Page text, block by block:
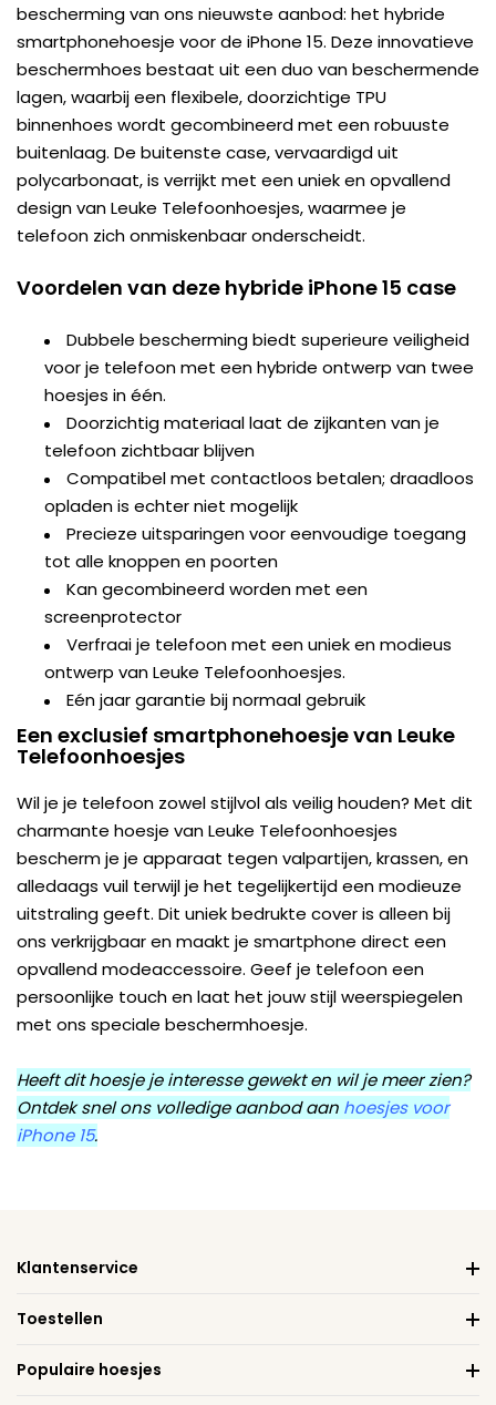
bescherming van ons nieuwste aanbod: het hybride
smartphonehoesje voor de iPhone 15. Deze innovatieve
beschermhoes bestaat uit een duo van beschermende
lagen, waarbij een flexibele, doorzichtige TPU
binnenhoes wordt gecombineerd met een robuuste
buitenlaag. De buitenste case, vervaardigd uit
polycarbonaat, is verrijkt met een uniek en opvallend
design van Leuke Telefoonhoesjes, waarmee je
telefoon zich onmiskenbaar onderscheidt.
Voordelen van deze hybride iPhone 15 case
Dubbele bescherming biedt superieure veiligheid
voor je telefoon met een hybride ontwerp van twee
hoesjes in één.
Doorzichtig materiaal laat de zijkanten van je
telefoon zichtbaar blijven
Compatibel met contactloos betalen; draadloos
opladen is echter niet mogelijk
Precieze uitsparingen voor eenvoudige toegang
tot alle knoppen en poorten
Kan gecombineerd worden met een
screenprotector
Verfraai je telefoon met een uniek en modieus
ontwerp van Leuke Telefoonhoesjes.
Eén jaar garantie bij normaal gebruik
Een exclusief smartphonehoesje van Leuke
Telefoonhoesjes
Wil je je telefoon zowel stijlvol als veilig houden? Met dit
charmante hoesje van Leuke Telefoonhoesjes
bescherm je je apparaat tegen valpartijen, krassen, en
alledaags vuil terwijl je het tegelijkertijd een modieuze
uitstraling geeft. Dit uniek bedrukte cover is alleen bij
ons verkrijgbaar en maakt je smartphone direct een
opvallend modeaccessoire. Geef je telefoon een
persoonlijke touch en laat het jouw stijl weerspiegelen
met ons speciale beschermhoesje.
Heeft dit hoesje je interesse gewekt en wil je meer zien?
Ontdek snel ons volledige aanbod aan hoesjes voor
iPhone 15.
Klantenservice
Toestellen
Populaire hoesjes